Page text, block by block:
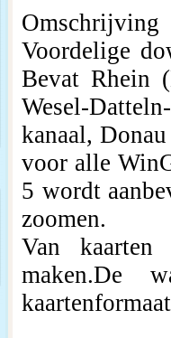
Omschrijving
Voordelige
Bevat Rhein
Wesel-
kanaal,
voor alle
5 wordt
zoomen.
Van
maken.De